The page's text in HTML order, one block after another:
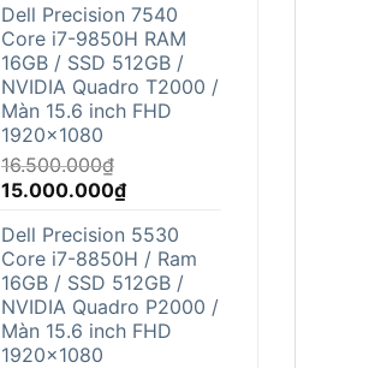
là:
13.500.000₫.
tại
là:
12.500.000₫.
Dell Precision 7540
Core i7-9850H RAM
16GB / SSD 512GB /
NVIDIA Quadro T2000 /
Màn 15.6 inch FHD
1920x1080
16.500.000₫
Giá
là:
16.500.000₫.
15.000.000₫Giá
tại
là:
15.000.000₫.
Dell Precision 5530
Core i7-8850H / Ram
16GB / SSD 512GB /
NVIDIA Quadro P2000 /
Màn 15.6 inch FHD
1920x1080